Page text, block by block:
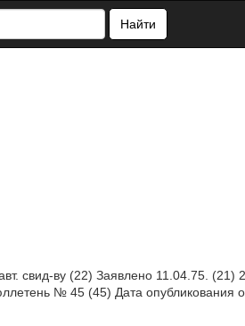
Найти
свид-ву (22) Заявлено 11.04.75.
№ 45 (45) Дата опубликования